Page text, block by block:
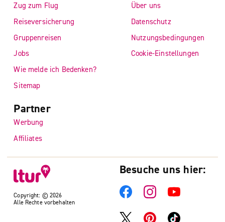
Copyright: © 2026
Alle Rechte vorbehalten
Zug zum Flug
Reiseversicherung
Gruppenreisen
Jobs
Wie melde ich Bedenken?
Sitemap
Über uns
Datenschutz
Nutzungsbedingungen
Cookie-Einstellungen
Partner
Werbung
Affiliates
Besuche uns hier: